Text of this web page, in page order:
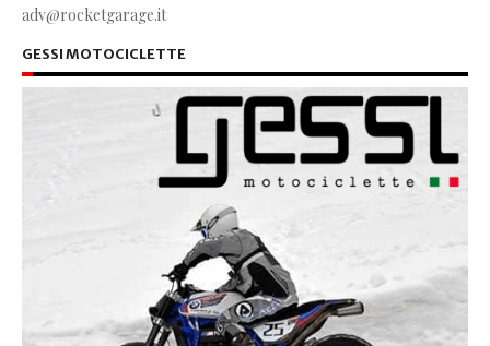
adv@rocketgarage.it
GESSI MOTOCICLETTE